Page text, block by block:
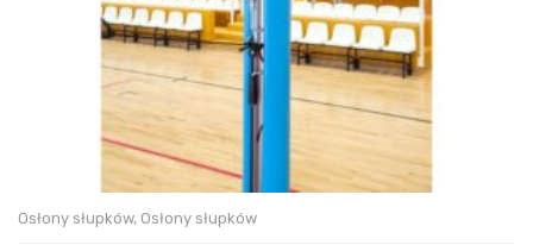
Osłony słupków, Osłony słupków